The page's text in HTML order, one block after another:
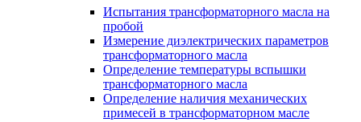
Испытания трансформаторного масла на
пробой
Измерение диэлектрических параметров
трансформаторного масла
Определение температуры вспышки
трансформаторного масла
Определение наличия механических
примесей в трансформаторном масле